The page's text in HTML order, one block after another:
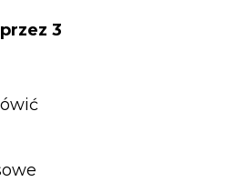
przez 3